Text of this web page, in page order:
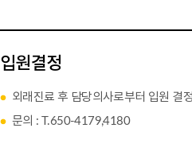
입원결정
외래진료 후 담당의사로부터 입원 결
문의 : T.650-4179,4180